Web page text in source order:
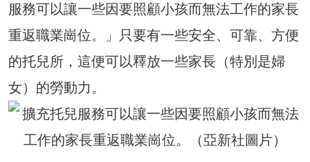
服務可以讓一些因要照顧小孩而無法工作的家長
重返職業崗位。」只要有一些安全、可靠、方便
的托兒所，這便可以釋放一些家長（特別是婦
女）的勞動力。